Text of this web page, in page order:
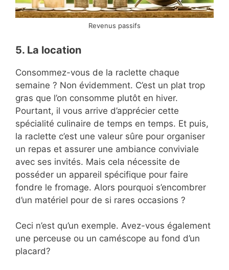
Revenus passifs
5. La location
Consommez-vous de la raclette chaque
semaine ? Non évidemment. C’est un plat trop
gras que l’on consomme plutôt en hiver.
Pourtant, il vous arrive d’apprécier cette
spécialité culinaire de temps en temps. Et puis,
la raclette c’est une valeur sûre pour organiser
un repas et assurer une ambiance conviviale
avec ses invités. Mais cela nécessite de
posséder un appareil spécifique pour faire
fondre le fromage. Alors pourquoi s’encombrer
d’un matériel pour de si rares occasions ?
Ceci n’est qu’un exemple. Avez-vous également
une perceuse ou un caméscope au fond d’un
placard?